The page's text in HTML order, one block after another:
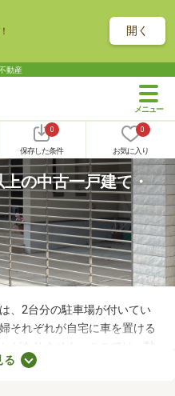
開く
動産
0
保存した条件
0
お気に入り
の中古一戸建て・
、2台分の駐車場が付いてい
それぞれが自宅に車を置ける
がありません。ここでは、駐
戸建てを紹介します。物件
る